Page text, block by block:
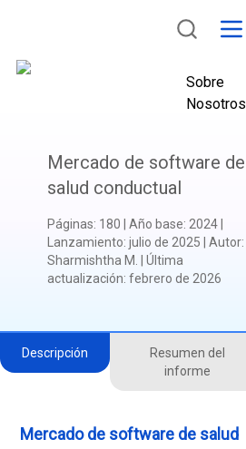
Sobre
Nosotros
Mercado de software de
salud conductual
Páginas: 180 Año base: 2024
Lanzamiento: julio de 2025 Autor:
Sharmishtha M.
Última
actualización: febrero de 2026
Descripción
Resumen del
informe
Mercado de software de salud